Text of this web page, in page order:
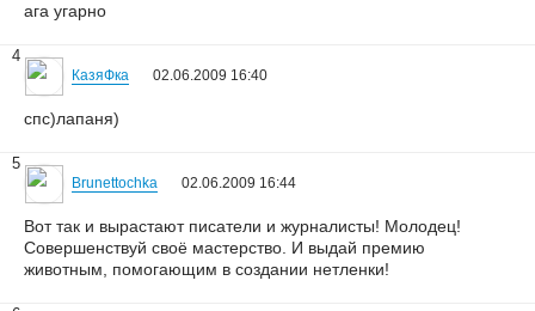
ага угарно
4
КазяФка 02.06.2009 16:40
спс)лапаня)
5
Brunettochka 02.06.2009 16:44
Вот так и вырастают писатели и журналисты! Молодец!
Совершенствуй своё мастерство. И выдай премию
животным, помогающим в создании нетленки!